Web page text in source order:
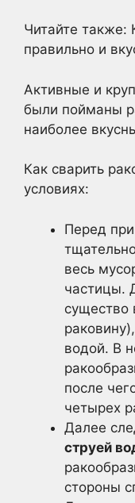
Читайте также:
правильно и
Активные и
были пойманы
наиболее
Как сварить
условиях:
Перед
весь
частицы.
существо
водой. В
после
четырех
Далее
струей
стороны